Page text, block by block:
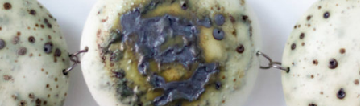
Oeuvres d'art CVS
ATELIERCÉRAMIQUE